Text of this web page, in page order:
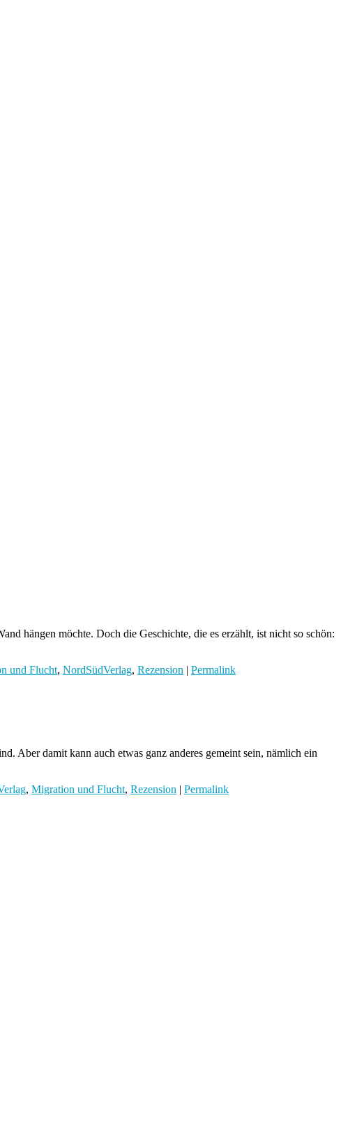
hängen möchte. Doch die Geschichte, die es erzählt, ist nicht so schön:
und Flucht, NordSüdVerlag, Rezension
Permalink
Aber damit kann auch etwas ganz anderes gemeint sein, nämlich ein
, Migration und Flucht, Rezension | Permalink